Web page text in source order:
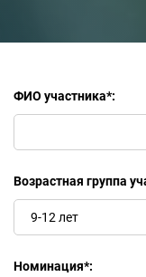
ФИО участника*:
Возрастная группа
Номинация*: